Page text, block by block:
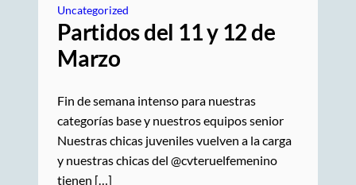
Uncategorized
Partidos del 11 y 12 de
Marzo
Fin de semana intenso para nuestras
categorías base y nuestros equipos senior
Nuestras chicas juveniles vuelven a la carga
y nuestras chicas del @cvteruelfemenino
tienen […]